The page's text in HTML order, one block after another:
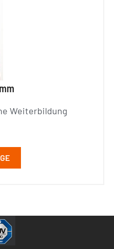
Weiterbildung